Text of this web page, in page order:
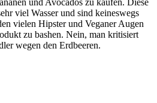
viel Wasser und sind keineswegs
vielen Hipster und Veganer Augen
zu bashen. Nein, man kritisiert
wegen den Erdbeeren.